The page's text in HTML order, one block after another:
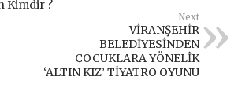
Kimdir ?
Next
VİRANŞEHİR
BELEDİYESİNDEN
ÇOCUKLARA YÖNELİK
‘ALTIN KIZ’ TİYATRO OYUNU